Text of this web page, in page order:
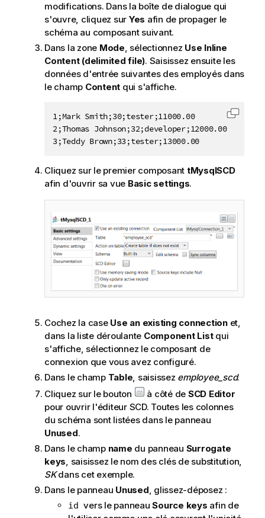
modifications. Dans la boîte de dialogue qui
s'ouvre, cliquez sur Yes afin de propager le
schéma au composant suivant.
Dans la zone Mode, sélectionnez Use Inline
Content (delimited file). Saisissez ensuite les
données d'entrée suivantes des employés dans
le champ Content qui s'affiche.
1;Mark Smith;30;tester;11000.00
2;Thomas Johnson;32;developer;12000.00
Copier
Cliquez sur le premier composant tMysqlSCD
afin d'ouvrir sa vue Basic settings.
Cochez la case Use an existing connectionet,
dans la liste déroulante Component Listqui
s'affiche, sélectionnez le composant de
connexion que vous avez configuré.
Dans le champ Table, saisissez employee_scd.
Cliquez sur le bouton
à côté de SCD Editor
pour ouvrir l'éditeur SCD. Toutes les colonnes
du schéma sont listées dans le panneau
Unused.
Dans le champ name du panneau Surrogate
keys, saisissez le nom des clés de substitution,
SKdans cet exemple.
Dans le panneau Unused, glissez-déposez :
idvers le panneauSource keys afin de